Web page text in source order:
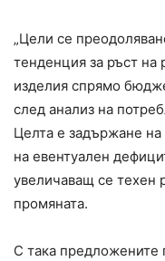
„Цели се
тенденция за ръст
изделия спрямо
след анализ на
Целта е задържане на
на евентуален
увеличаващ се техен
промяната.
С така предложените